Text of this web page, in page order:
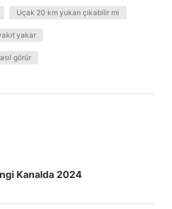
Uçak 20 km yukarı çıkabilir mi
yakar
görür
Kanalda 2024